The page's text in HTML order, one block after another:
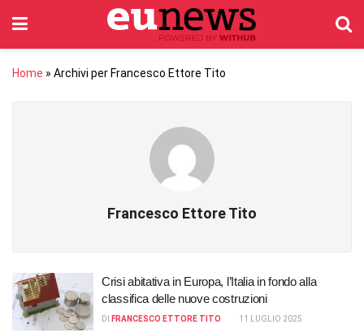
Home » Archivi per Francesco Ettore Tito
Francesco Ettore Tito
Crisi abitativa in Europa, l’Italia in fondo alla
classifica delle nuove costruzioni
DI FRANCESCO ETTORE TITO 11 LUGLIO 2025